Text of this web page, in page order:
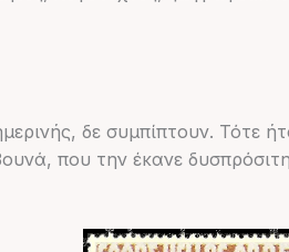
δε συμπίπτουν. Τότε
που την έκανε